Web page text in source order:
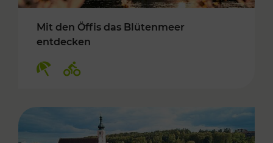
Mit den Öffis das Blütenmeer
entdecken